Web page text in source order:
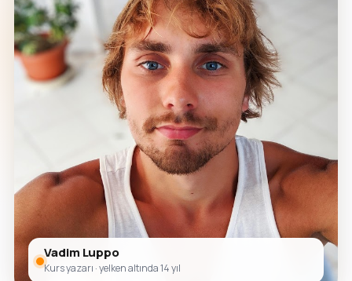
Vadim Luppo
Kurs yazarı · yelken altında 14 yıl